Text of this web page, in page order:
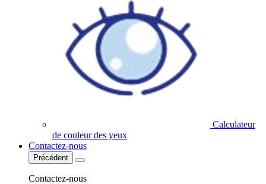
Calculateur
de couleur des yeux
Contactez-nous
Précédent
Contactez-nous